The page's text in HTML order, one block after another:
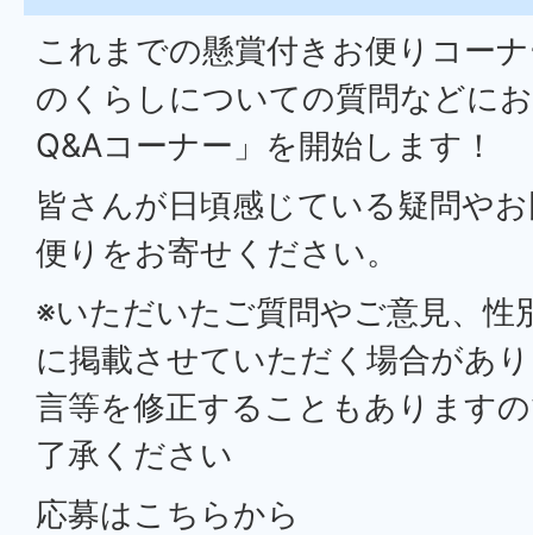
これまでの懸賞付きお便りコー
のくらしについての質問などに
Q&Aコーナー」を開始します！
皆さんが日頃感じている疑問や
便りをお寄せください。
※いただいたご質問やご意見、性
に掲載させていただく場合があ
言等を修正することもあります
了承ください
応募はこちらから